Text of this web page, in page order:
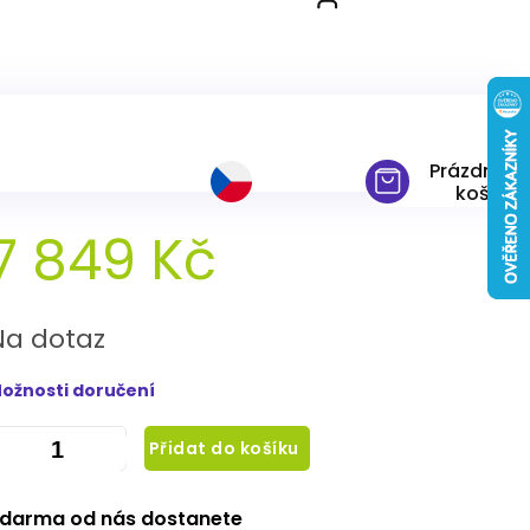
Prázdný
košík
849 Kč
dotaz
doručení
Přidat do košíku
od nás dostanete